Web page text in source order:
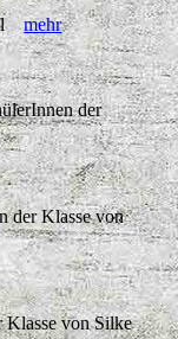
mehr
der
der Klasse von
Klasse von Silke